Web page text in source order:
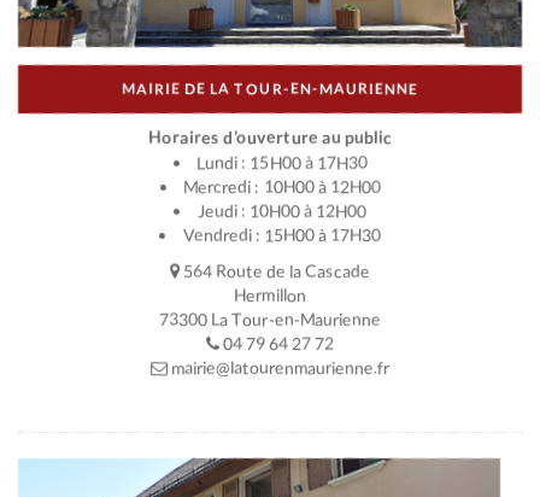
MAIRIE DE LA TOUR-EN-MAURIENNE
Horaires d’ouverture au public
Lundi : 15H00 à 17H30
Mercredi : 10H00 à 12H00
Jeudi : 10H00 à 12H00
Vendredi : 15H00 à 17H30
564 Route de la Cascade
Hermillon
73300 La Tour-en-Maurienne
04 79 64 27 72
mairie@latourenmaurienne.fr